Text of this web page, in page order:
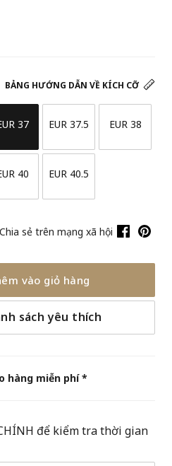
BẢNG HƯỚNG DẪN VỀ KÍCH CỠ
37 EUR 37.5 EUR 38
40 EUR 40.5
Chia sẻ trên mạng xã hội
vào giỏ hàng
sách yêu thích
hàng miễn phí *
để kiểm tra thời gian